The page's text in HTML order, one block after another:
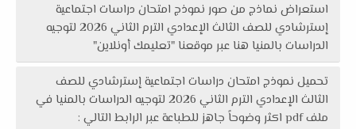
استعراض نماذج من صور نموذج امتحان دراسات اجتماعية
إسترشادي للصف الثالث الإعدادي الترم الثاني 2026 لتوجيه
الدراسات بالمنيا هنا عبر موقعنا "تعليمك أونلاين"
تحميل نموذج امتحان دراسات اجتماعية إسترشادي للصف
الثالث الإعدادي الترم الثاني 2026 لتوجيه الدراسات بالمنيا في
ملف pdf اكثر وضوحاً جاهز للطباعة عبر الرابط التالي :